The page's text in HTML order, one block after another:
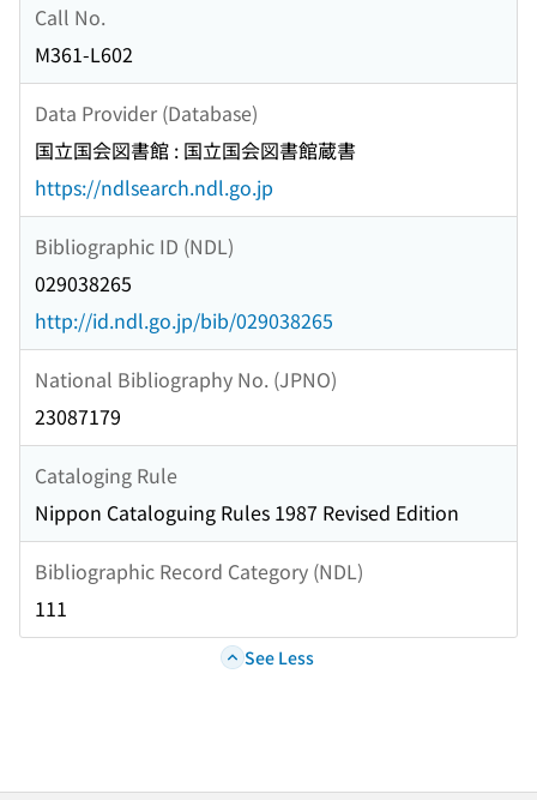
Call No.
M361-L602
Data Provider (Database)
国立国会図書館 : 国立国会図書館蔵書
https://ndlsearch.ndl.go.jp
Bibliographic ID (NDL)
029038265
http://id.ndl.go.jp/bib/029038265
National Bibliography No. (JPNO)
23087179
Cataloging Rule
Nippon Cataloguing Rules 1987 Revised Edition
Bibliographic Record Category (NDL)
111
See Less